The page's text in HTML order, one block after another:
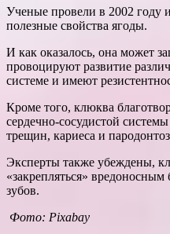
Ученые провели в 2002 году
полезные свойства ягоды.
И как оказалось, она может
провоцируют развитие
системе и имеют
Кроме того, клюква
сердечно-сосудистой
трещин, кариеса и
Эксперты также убеждены,
«закрепляться»
зубов.
Фото: Pixabay